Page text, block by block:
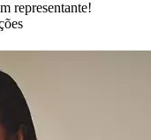
representante!